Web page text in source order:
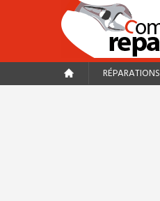
RÉPARATIONS